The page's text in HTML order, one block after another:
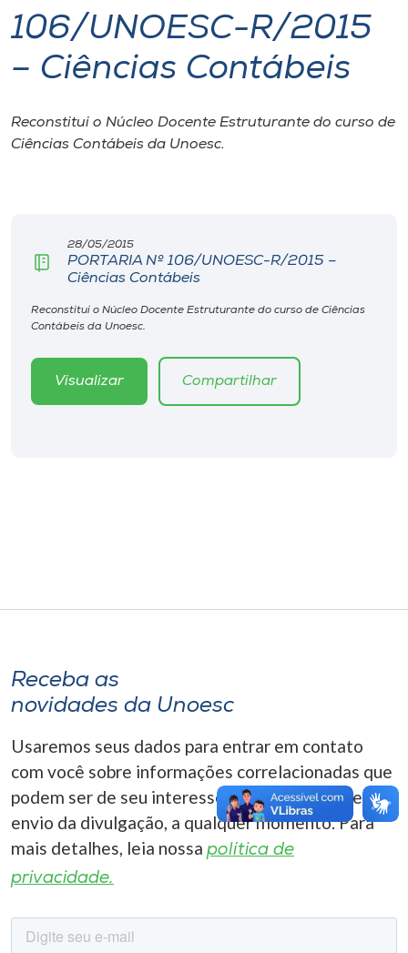
I.nova
Cultura
Biblioteca
Editora
Rádio
A+
106/UNOESC-R/2015
– Ciências Contábeis
Reconstitui o Núcleo Docente Estruturante do curso de
Ciências Contábeis da Unoesc.
28/05/2015
PORTARIA Nº 106/UNOESC-R/2015 –
Ciências Contábeis
Reconstitui o Núcleo Docente Estruturante do curso de Ciências
Contábeis da Unoesc.
Visualizar Compartilhar
Receba as
novidades da Unoesc
Usaremos seus dados para entrar em contato
com você sobre informações correlacionadas que
podem ser de seu interesse. Você pode cancelar o
envio da divulgação, a qualquer momento. Para
mais detalhes, leia nossa política de
privacidade.